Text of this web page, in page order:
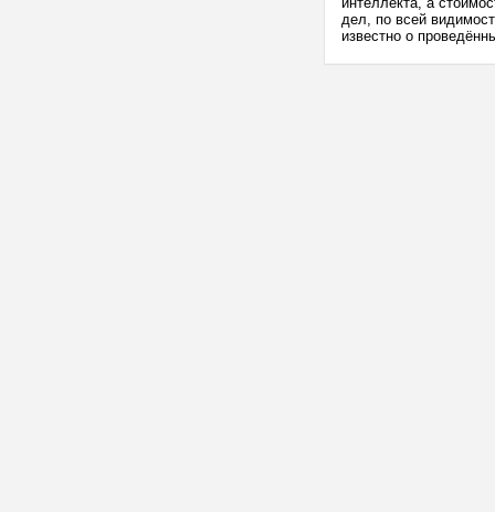
дел, по всей
известно о